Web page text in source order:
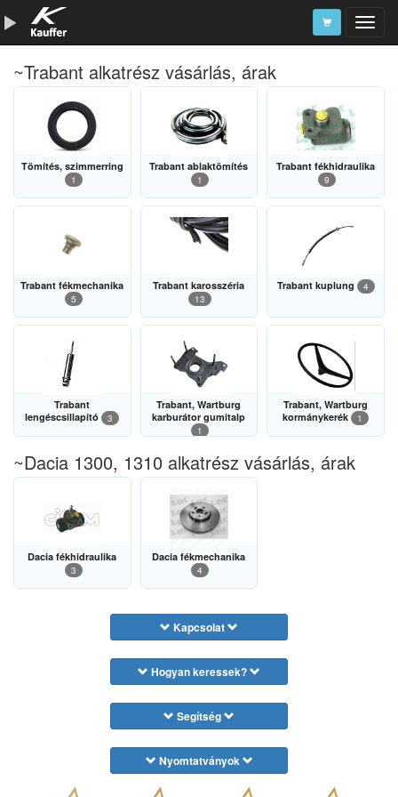
Szerszámkatalógus
Kosár
Alkatrészek
~Trabant alkatrész vásárlás, árak
Tömítés, szimmerring
1
Trabant ablaktömítés
1
Trabant fékhidraulika
9
Trabant fékmechanika
5
Trabant karosszéria
13
Trabant kuplung 4
Trabant
lengéscsillapító
3
Trabant, Wartburg
karburátor gumitalp
1
Trabant, Wartburg
kormánykerék
1
~Dacia 1300, 1310 alkatrész vásárlás, árak
Dacia fékhidraulika
3
Dacia fékmechanika
4
Kapcsolat
Hogyan keressek?
Segítség
Nyomtatványok